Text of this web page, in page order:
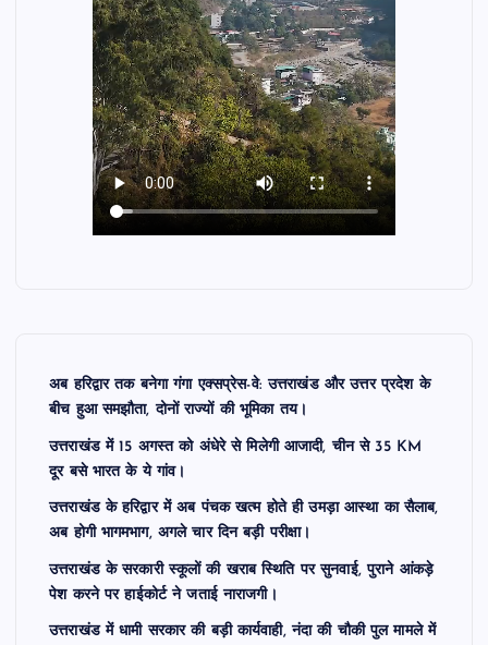
अब हरिद्वार तक बनेगा गंगा एक्सप्रेस-वे: उत्तराखंड और उत्तर प्रदेश के
बीच हुआ समझौता, दोनों राज्यों की भूमिका तय।
उत्तराखंड में 15 अगस्त को अंधेरे से मिलेगी आजादी, चीन से 35 KM
दूर बसे भारत के ये गांव।
उत्तराखंड के हरिद्वार में अब पंचक खत्म होते ही उमड़ा आस्था का सैलाब,
अब होगी भागमभाग, अगले चार दिन बड़ी परीक्षा।
उत्तराखंड के सरकारी स्कूलों की खराब स्थिति पर सुनवाई, पुराने आंकड़े
पेश करने पर हाईकोर्ट ने जताई नाराजगी।
उत्तराखंड में धामी सरकार की बड़ी कार्यवाही, नंदा की चौकी पुल मामले में